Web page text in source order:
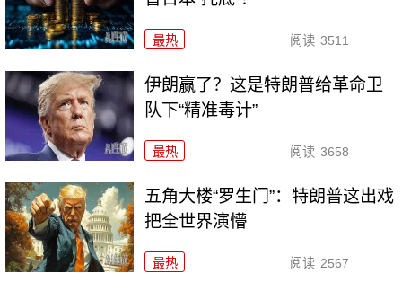
最热 阅读 3511
伊朗赢了？这是特朗普给革命卫
队下“精准毒计”
最热 阅读 3658
五角大楼“罗生门”：特朗普这出戏
把全世界演懵
最热 阅读 2567